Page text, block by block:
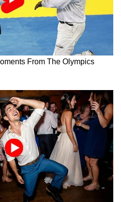
ঘটে যখন ঘন ঘন আঁটসাঁট
চারপাশে পরা হয়।
শাড়ির মধ্যেই সীমাবদ্ধ নয়।
ছাড়াও পেটিকোট, ধুতি